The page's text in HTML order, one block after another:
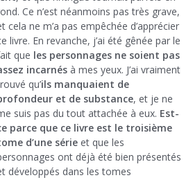
Ce n’est néanmoins pas très grave,
cela ne m’a pas empêchée d’apprécier
livre. En revanche, j’ai été gênée par le
que les personnages ne soient pas
incarnés à mes yeux. J’ai vraiment
qu’ils manquaient de
et de substance, et je ne
suis pas du tout attachée à eux. Est-
parce que ce livre est le troisième
d’une série et que les
ont déjà été bien présentés
développés dans les tomes